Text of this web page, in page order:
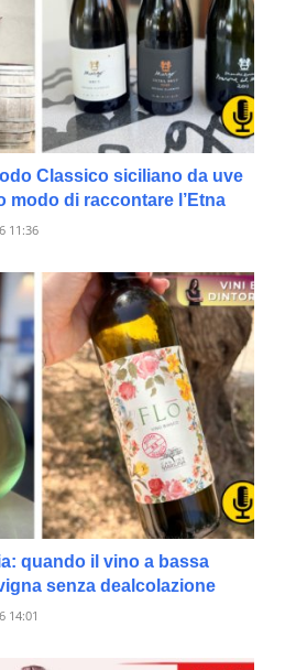
Classico siciliano da uve
modo di raccontare l’Etna
11:36
quando il vino a bassa
senza dealcolazione
14:01